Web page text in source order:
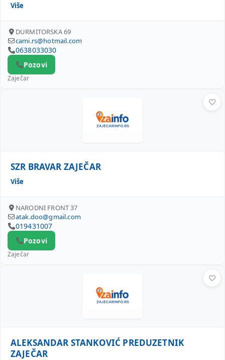
Više
DURMITORSKA 69
cami.rs@hotmail.com
0638033030
Pozovi
Zaječar
SZR BRAVAR ZAJEČAR
Više
NARODNI FRONT 37
atak.doo@gmail.com
019431007
Pozovi
Zaječar
ALEKSANDAR STANKOVIĆ PREDUZETNIK
ZAJEČAR